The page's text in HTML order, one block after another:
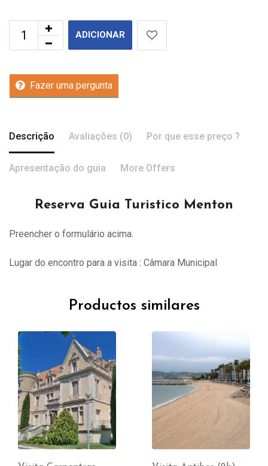
ADICIONAR
Fazer uma pergunta
Descrição Avaliações (0) Por que esse preço ?
Apresentação do guia More Offers
Reserva Guia Turistico Menton
Preencher o formulário acima.
Lugar do encontro para a visita : Câmara Municipal
Productos similares